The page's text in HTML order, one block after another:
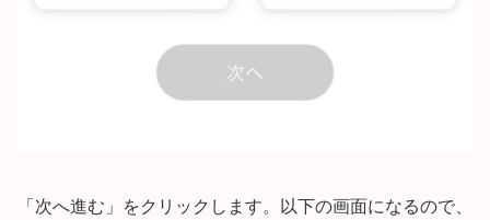
「次へ進む」をクリックします。以下の画面になるので、